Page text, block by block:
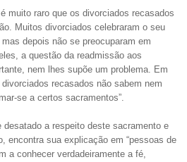
muito raro que os divorciados recasados
Muitos divorciados celebraram o seu
depois não se preocuparam em
a questão da readmissão aos
nem lhes supõe um problema. Em
recasados não sabem nem
se a certos sacramentos”.
desatado a respeito deste sacramento e
encontra sua explicação em “pessoas de
a conhecer verdadeiramente a fé,